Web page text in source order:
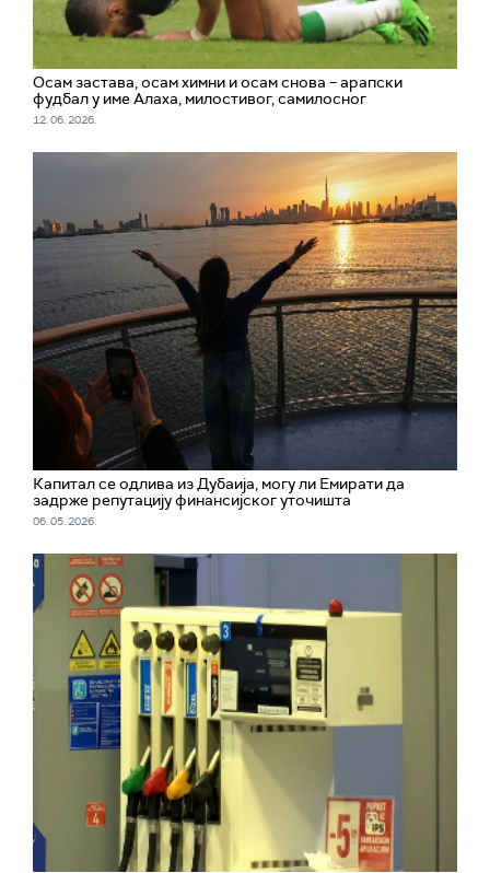
Осам застава, осам химни и осам снова – арапски
фудбал у име Алаха, милостивог, самилосног
12. 06. 2026.
Капитал се одлива из Дубаија, могу ли Емирати да
задрже репутацију финансијског уточишта
06. 05. 2026.